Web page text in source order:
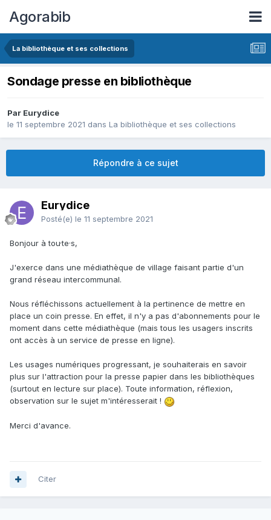
Agorabib
La bibliothèque et ses collections
Sondage presse en bibliothèque
Par Eurydice
le 11 septembre 2021 dans La bibliothèque et ses collections
Répondre à ce sujet
Eurydice
Posté(e) le 11 septembre 2021
Bonjour à tou·te·s,
J'exerce dans une médiathèque de village faisant partie d'un
grand réseau intercommunal.
Nous réfléchissons actuellement à la pertinence de mettre en
place un coin presse. En effet, il n'y a pas d'abonnements pour le
moment dans cette médiathèque (mais tous les usagers inscrits
ont accès à un service de presse en ligne).
Les usages numériques progressant, je souhaiterais en savoir
plus sur l'attraction pour la presse papier dans les bibliothèques
(surtout en lecture sur place). Toute information, réflexion,
observation sur le sujet m'intéresserait !
Merci d'avance.
Citer